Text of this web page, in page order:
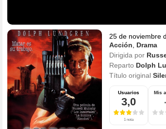
25 de noviembre
Acción
Drama
Dirigida por
Reparto Dolph
Título original
Usuarios
3,0
1 nota
Mis